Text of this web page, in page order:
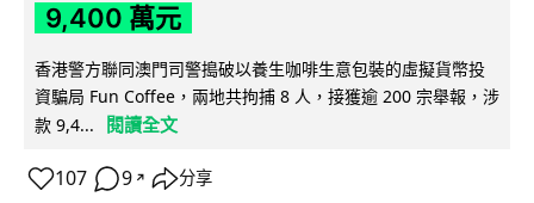
9,400 萬元
香港警方聯同澳門司警搗破以養生咖啡生意包裝的虛擬貨幣投
資騙局 Fun Coffee，兩地共拘捕 8 人，接獲逾 200 宗舉報，涉
款 9,4...
閱讀全文
107 9 ↗ 分享